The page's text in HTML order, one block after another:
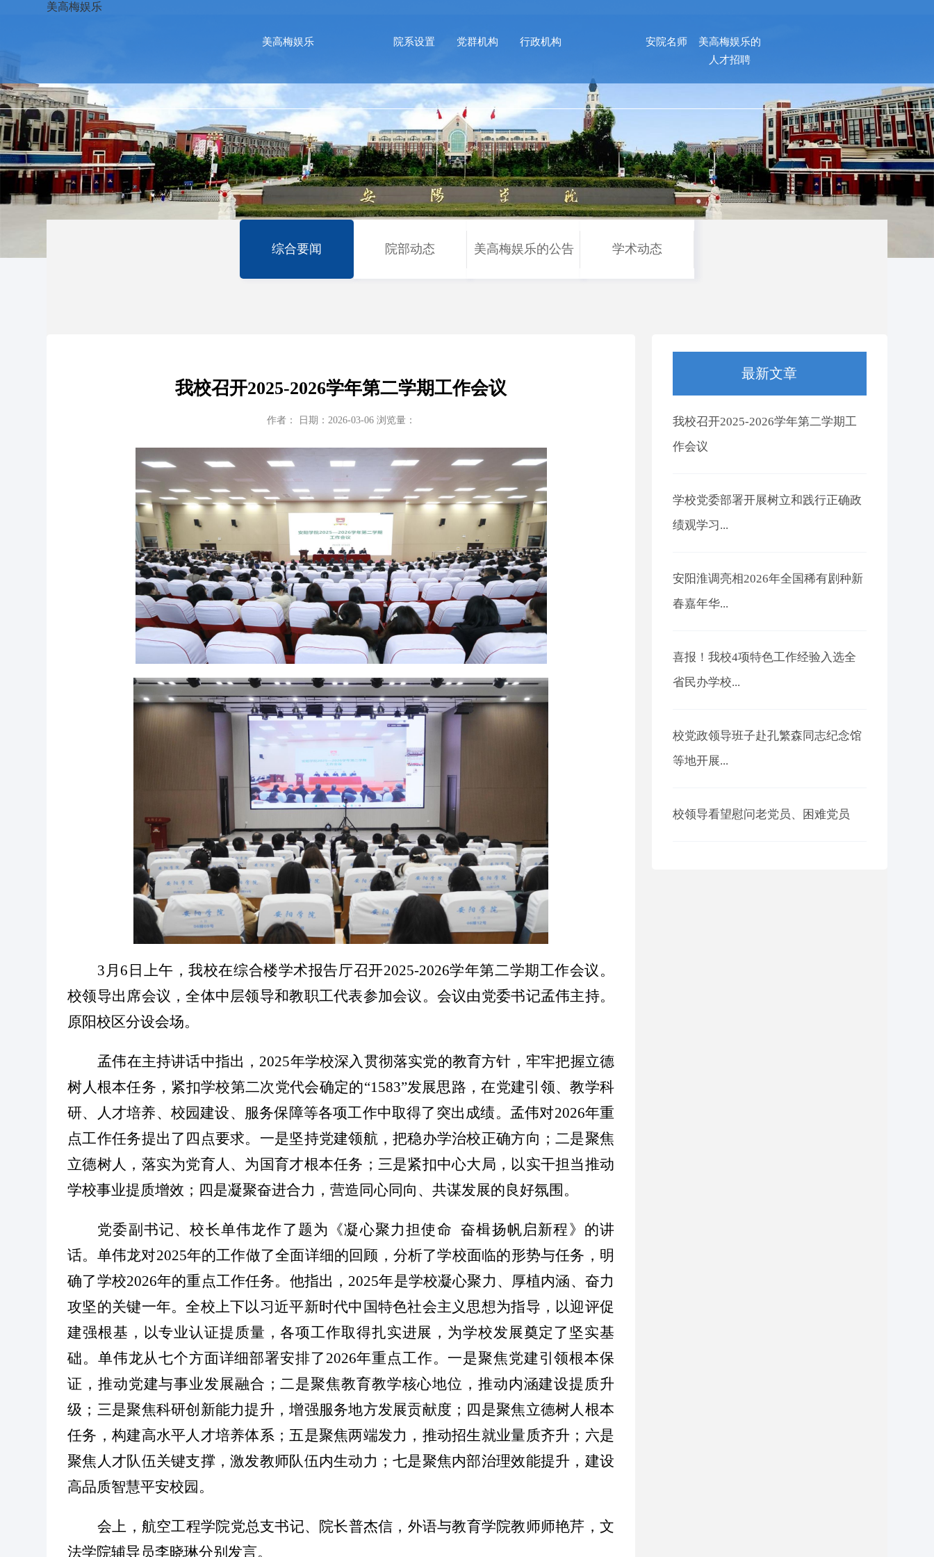
我校召开2025-美高梅娱乐
美高梅娱乐
美高梅娱乐 院系设置 党群机构 行政机构 安院名师
美高梅娱乐的
人才招聘
综合要闻 院部动态 美高梅娱乐的公告 学术动态
我校召开2025-2026学年第二学期工作会议
作者： 日期：2026-03-06 浏览量：
3 月 6 日上午，我校在综合楼学术报告厅召开2025-2026学年第二学期工作会议 。
校领导出席会议，全体中层领导和教职工代表参加会议。会议由党委书记孟伟主持。
原阳校区分设会场。
孟伟在主持讲话中指出， 2025年学校深入贯彻落实党的教育方针，牢牢把握立德
树人根本任务，紧扣学校第二次党代会确定的“1583”发展思路，在党建引领、教学科
研、人才培养、校园建设、服务保障等各项工作中取得了突出成绩。 孟伟对2026年重
点工作任务提出了四点要求。一是坚持党建领航，把稳办学治校正确方向；二是聚焦
立德树人，落实为党育人、为国育才根本任务； 三是紧扣中心大局，以实干担当推动
学校事业提质增效；四是凝聚奋进合力，营造同心同向、共谋发展的良好氛围。
党委副书记、校长单伟龙作了题为《凝心聚力担使命 奋楫扬帆启新程》的讲
话。单伟龙对2025年的工作做了全面详细的回顾，分析了学校面临的形势与任务，明
确了学校2026年的重点工作任务。他指出，2025年是学校凝心聚力、厚植内涵、奋力
攻坚的关键一年。全校上下以习近平新时代中国特色社会主义思想为指导，以迎评促
建强根基，以专业认证提质量，各项工作取得扎实进展，为学校发展奠定了坚实基
础。单伟龙从七个方面详细部署安排了2026年重点工作。一是聚焦党建引领根本保
证，推动党建与事业发展融合；二是聚焦教育教学核心地位，推动内涵建设提质升
级；三是聚焦科研创新能力提升，增强服务地方发展贡献度；四是聚焦立德树人根本
任务，构建高水平人才培养体系；五是聚焦两端发力，推动招生就业量质齐升；六是
聚焦人才队伍关键支撑，激发教师队伍内生动力；七是聚焦内部治理效能提升，建设
高品质智慧平安校园。
会上， 航空工程学院党总支书记、院长普杰信， 外语与教育学院教师师艳芹，文
法学院辅导员李晓琳分别发言。
最新文章
我校召开2025-2026学年第二学期工
作会议
学校党委部署开展树立和践行正确政
绩观学习...
安阳淮调亮相2026年全国稀有剧种新
春嘉年华...
喜报！我校4项特色工作经验入选全
省民办学校...
校党政领导班子赴孔繁森同志纪念馆
等地开展...
校领导看望慰问老党员、困难党员